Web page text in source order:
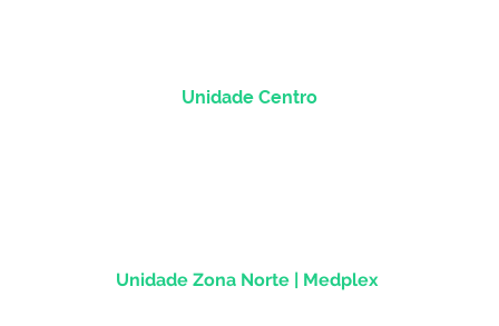
Unidade Centro
Unidade Zona Norte | Medplex